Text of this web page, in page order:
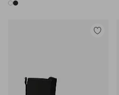
Tilføj